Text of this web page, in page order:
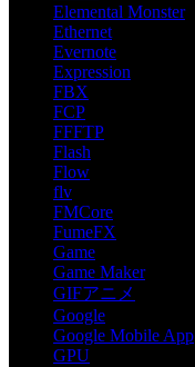
Elemental Monster
Ethernet
Evernote
Expression
FBX
FCP
FFFTP
Flash
Flow
flv
FMCore
FumeFX
Game
Game Maker
GIFアニメ
Google
Google Mobile App
GPU